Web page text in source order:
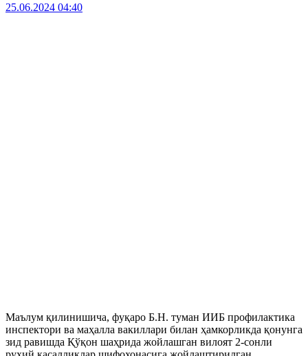
25.06.2024 04:40
Маълум қилинишича, фуқаро Б.Н. туман ИИБ профилактика
инспектори ва маҳалла вакиллари билан ҳамкорликда қонунга
зид равишда Қўқон шаҳрида жойлашган вилоят 2-сонли